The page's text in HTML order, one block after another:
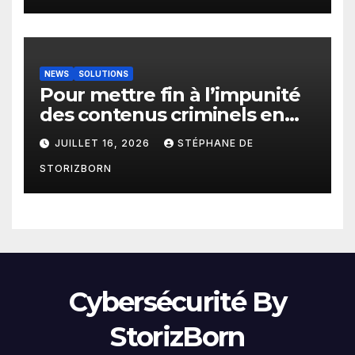
NEWS SOLUTIONS
Pour mettre fin à l’impunité
des contenus criminels en
ligne : Moderering met
gratuitement sa technologie
de détection à disposition de
toutes les agences
JUILLET 16, 2026 STÉPHANE DE
STORIZBORN
Cybersécurité By
StorizBorn